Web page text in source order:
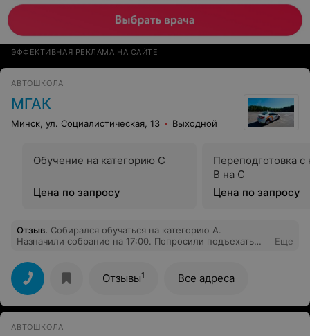
ЭФФЕКТИВНАЯ РЕКЛАМА НА САЙТЕ
АВТОШКОЛА
МГАК
Минск, ул. Социалистическая, 13 Выходной
Обучение на категорию C
Цена по запросу
Переподготовка с
В на С
Цена по запросу
Отзыв. Собирался обучаться на категорию А.
Назначили собрание на 17:00. Попросили подъехать
Уборщица была в курсе собрания, но никого на месте
не было. У них с обучением такая же печаль, как и с
организацией?
Еще
Отзывы1 Все адреса
АВТОШКОЛА